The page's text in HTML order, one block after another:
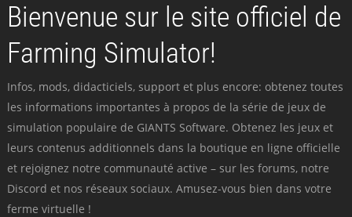
Bienvenue sur le site officiel de
Farming Simulator!
Infos, mods, didacticiels, support et plus encore: obtenez toutes
les informations importantes à propos de la série de jeux de
simulation populaire de GIANTS Software. Obtenez les jeux et
leurs contenus additionnels dans la boutique en ligne officielle
et rejoignez notre communauté active – sur les forums, notre
Discord et nos réseaux sociaux. Amusez-vous bien dans votre
ferme virtuelle !